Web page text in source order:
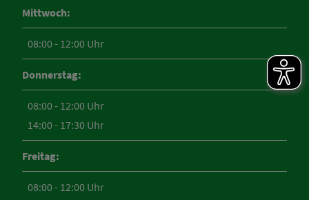
Mittwoch:
08:00 - 12:00 Uhr
Donnerstag:
08:00 - 12:00 Uhr
14:00 - 17:30 Uhr
Freitag:
08:00 - 12:00 Uhr